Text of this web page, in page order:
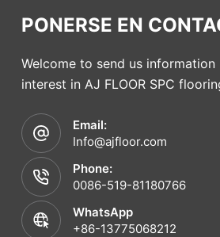
PONERSE EN
Welcome to send us
interest in AJ FLOOR SPC
Email:
Info@ajfloor.com
Phone:
0086-519-81180766
WhatsApp
+86-13775068212